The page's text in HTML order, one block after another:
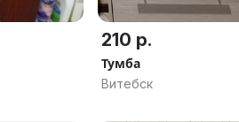
210 р.
Тумба
Витебск